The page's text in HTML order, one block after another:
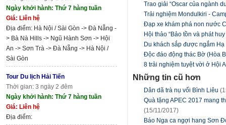
Ngày khởi hành: Thứ 7 hàng tuần
Giá: Liên hệ
Địa điểm: Hà Nội / Sài Gòn -> Đà Nẵng -
> Bà Nà Hills -> Ngũ Hành Sơn -> Hội
An -> Sơn Trà -> Đà Nẵng -> Hà Nội /
Sài Gòn
Tour Du lịch Hải Tiến
Thời gian: 3 ngày 2 đêm
Ngày khởi hành: Thứ 7 hàng tuần
Giá: Liên hệ
Địa điểm:
Trao giải “Oscar của ngành
Trải nghiệm Mondulkiri -
Đạp xe khám phá non nước
Hội thảo “Bảo tồn và phát
Du khách sắp được ngắm
Độc đáo động thác Bờ (Hòa
8 trải nghiệm tuyệt vời ở Hội
Những tin cũ hơn
Dân dã trà nụ vối Bình Liêu
Quà tặng APEC 2017 mang
(15/11/2017)
Báo Nga ca ngợi hang Sơn